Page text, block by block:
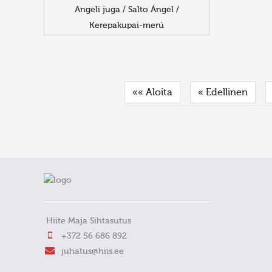
Angeli juga / Salto Ángel /
Kerepakupai-merú
«« Aloita « Edellinen
Hiite Maja Sihtasutus
+372 56 686 892
juhatus@hiis.ee